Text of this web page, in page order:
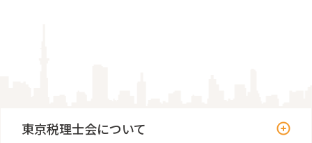
東京税理士会について